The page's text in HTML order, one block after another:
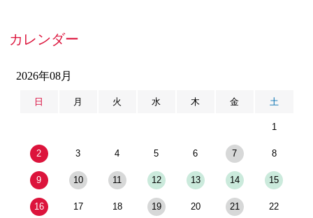
カレンダー
2026年08月
日 月 火 水 木 金 土
1
2 3 4 5 6 7 8
9 10 11 12 13 14 15
16 17 18 19 20 21 22